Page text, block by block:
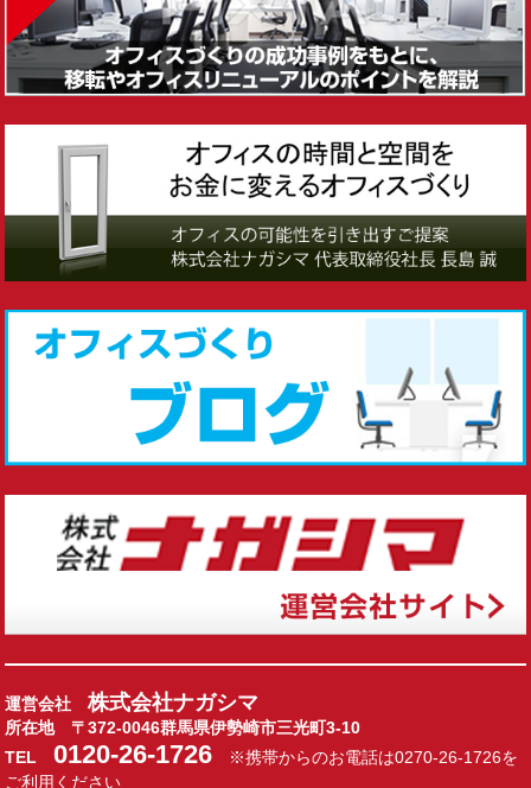
運営会社 株式会社ナガシマ
所在地 〒372-0046群馬県伊勢崎市三光町3-10
TEL
0120-26-1726 ※携帯からのお電話は0270-26-1726を
ご利用ください